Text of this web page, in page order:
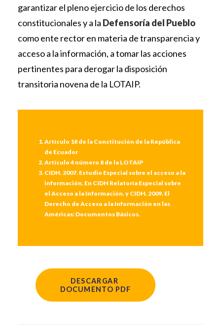
garantizar el pleno ejercicio de los derechos
constitucionales y a la Defensoría del Pueblo
como ente rector en materia de transparencia y
acceso a la información, a tomar las acciones
pertinentes para derogar la disposición
transitoria novena de la LOTAIP.
Artículo 18 de la Constitución de la República
de Ecuador
Artículo 4 número 8 de la LOTAIP
CIDH. 2007. Estudio Especial sobre el acceso a la
información. En CIDH Relatoría Especial sobre
el Acceso a la Información. y CIDH. 2009. El
Derecho de Acceso a la Información en las
Américas: Documentos Básicos.
DESCARGAR
DOCUMENTO PDF